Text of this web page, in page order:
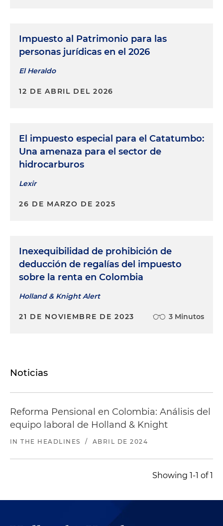
Impuesto al Patrimonio para las
personas jurídicas en el 2026
El Heraldo
12 DE ABRIL DEL 2026
El impuesto especial para el Catatumbo:
Una amenaza para el sector de
hidrocarburos
Lexir
26 DE MARZO DE 2025
Inexequibilidad de prohibición de
deducción de regalías del impuesto
sobre la renta en Colombia
Holland & Knight Alert
21 DE NOVIEMBRE DE 2023 3 Minutos
Noticias
Reforma Pensional en Colombia: Análisis del
equipo laboral de Holland & Knight
IN THE HEADLINES / ABRIL DE 2024
Showing 1-1 of 1